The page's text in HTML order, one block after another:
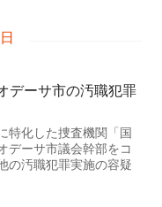
デーサ市の汚職犯罪
特化した捜査機関「国
デーサ市議会幹部をコ
の汚職犯罪実施の容疑